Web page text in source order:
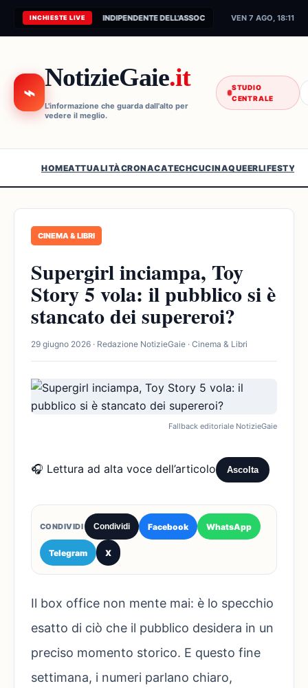
INCHIESTE LIVE
CONNESSIONE AL FEED INDIPENDENTE DELL'ASSOCIAZIONE...VEN 7 AGO, 18:11
⌁
NotizieGaie.it
L'informazione che guarda dall'alto per
vedere il meglio.
STUDIO
CENTRALE
HOMEATTUALITÀCRONACATECHCUCINAQUEERLIFESTYLE
CINEMA & LIBRI
Supergirl inciampa, Toy
Story 5 vola: il pubblico si è
stancato dei supereroi?
29 giugno 2026 · Redazione NotizieGaie · Cinema & Libri
Fallback editoriale NotizieGaie
🎧 Lettura ad alta voce dell’articolo Ascolta
CONDIVIDI Condividi Facebook WhatsApp
Telegram X
Il box office non mente mai: è lo specchio
esatto di ciò che il pubblico desidera in un
preciso momento storico. E questo fine
settimana, i numeri parlano chiaro,